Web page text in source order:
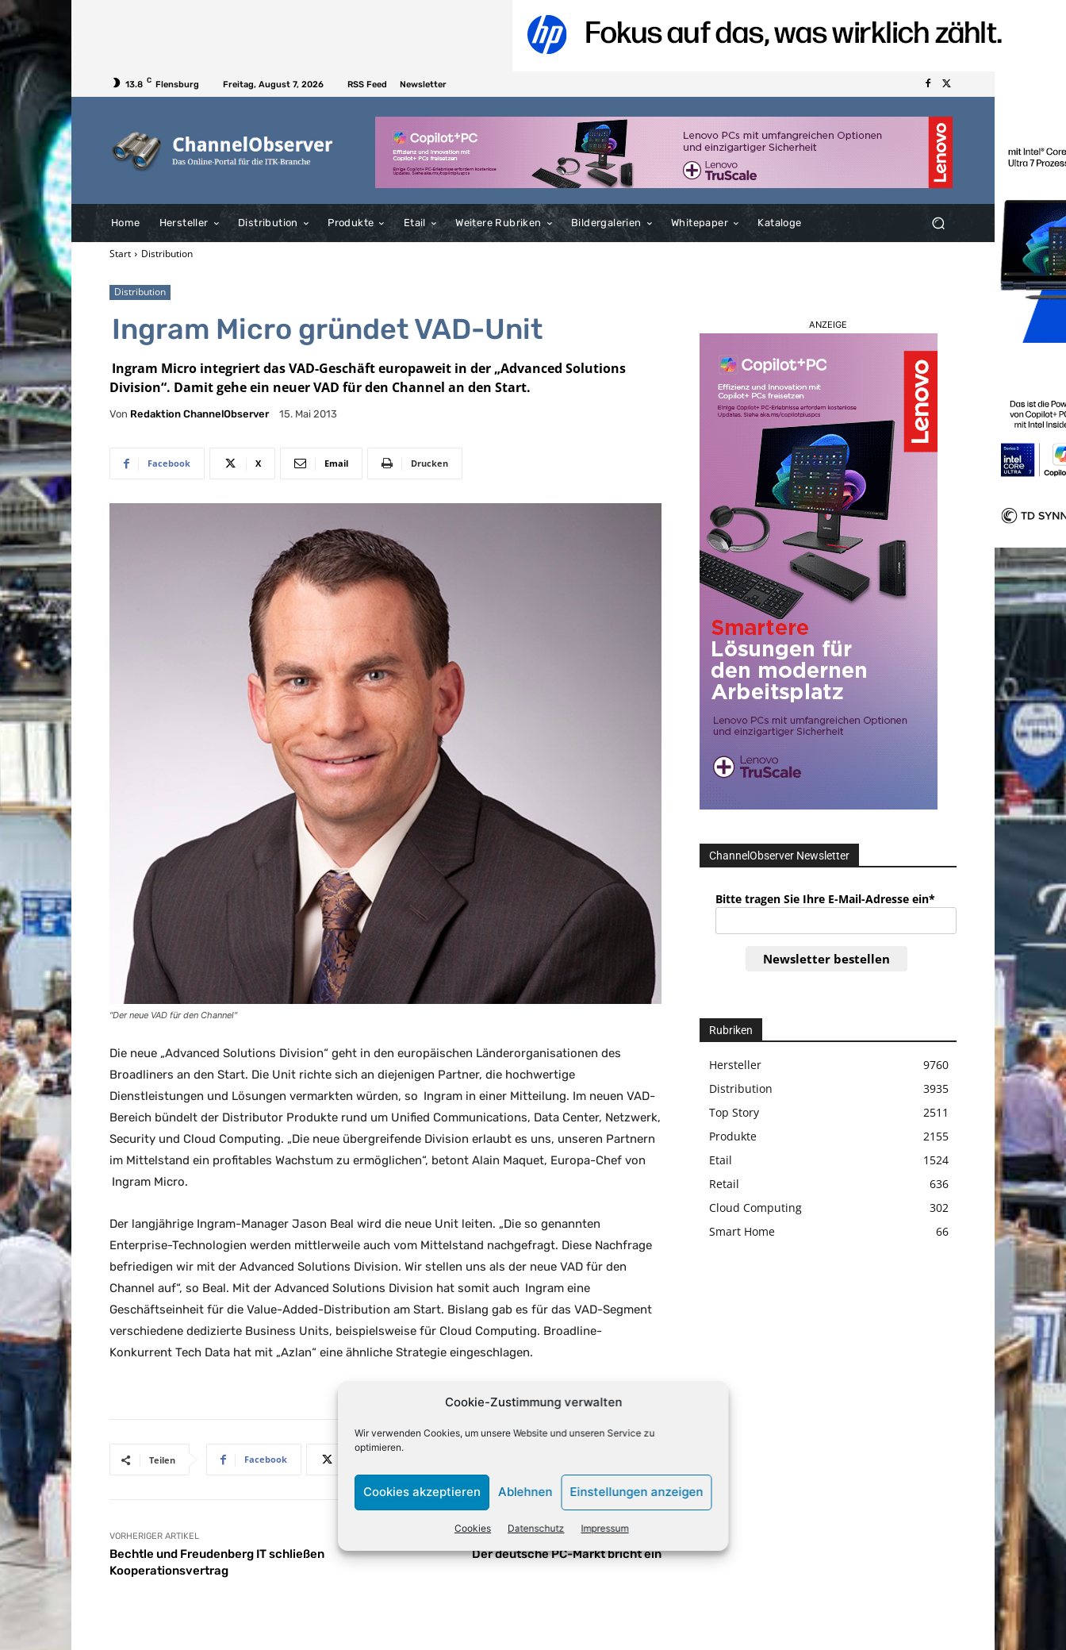
Cookie-Zustimmung verwalten
Wir verwenden Cookies, um unsere Website und unseren Service zu
optimieren.
Cookies akzeptieren Ablehnen Einstellungen anzeigen
Cookies Datenschutz Impressum
13.8 C Flensburg Freitag, August 7, 2026 RSS Feed Newsletter
Home Hersteller Distribution Produkte Etail Weitere Rubriken Bildergalerien Whitepaper Kataloge
Start Distribution
Distribution
Ingram Micro gründet VAD-Unit
Ingram Micro integriert das VAD-Geschäft europaweit in der „Advanced Solutions
Division“. Damit gehe ein neuer VAD für den Channel an den Start.
Von Redaktion ChannelObserver 15. Mai 2013
Facebook X Email Drucken
"Der neue VAD für den Channel"
Die neue „Advanced Solutions Division“ geht in den europäischen Länderorganisationen des
Broadliners an den Start. Die Unit richte sich an diejenigen Partner, die hochwertige
Dienstleistungen und Lösungen vermarkten würden, so Ingram in einer Mitteilung. Im neuen VAD-
Bereich bündelt der Distributor Produkte rund um Unified Communications, Data Center, Netzwerk,
Security und Cloud Computing. „Die neue übergreifende Division erlaubt es uns, unseren Partnern
im Mittelstand ein profitables Wachstum zu ermöglichen“, betont Alain Maquet, Europa-Chef von
Ingram Micro.
Der langjährige Ingram-Manager Jason Beal wird die neue Unit leiten. „Die so genannten
Enterprise-Technologien werden mittlerweile auch vom Mittelstand nachgefragt. Diese Nachfrage
befriedigen wir mit der Advanced Solutions Division. Wir stellen uns als der neue VAD für den
Channel auf“, so Beal. Mit der Advanced Solutions Division hat somit auch Ingram eine
Geschäftseinheit für die Value-Added-Distribution am Start. Bislang gab es für das VAD-Segment
verschiedene dedizierte Business Units, beispielsweise für Cloud Computing. Broadline-
Konkurrent Tech Data hat mit „Azlan“ eine ähnliche Strategie eingeschlagen.
Teilen Facebook
VORHERIGER ARTIKEL
Bechtle und Freudenberg IT schließen
Kooperationsvertrag
NÄCHSTER ARTIKEL
Der deutsche PC-Markt bricht ein
ANZEIGE
ChannelObserver Newsletter
Bitte tragen Sie Ihre E-Mail-Adresse ein*
Newsletter bestellen
Rubriken
Hersteller
9760
Distribution
3935
Top Story
2511
Produkte
2155
Etail
1524
Retail
636
Cloud Computing
302
Smart Home
66